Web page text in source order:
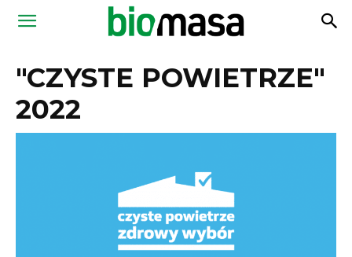
Magazyn
"CZYSTE POWIETRZE"
2022